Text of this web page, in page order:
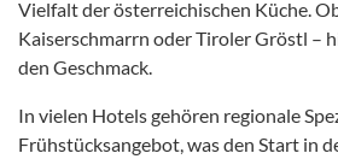
Vielfalt der österreichischen Küche.
Kaiserschmarrn oder Tiroler Gröstl –
den Geschmack.
In vielen Hotels gehören regionale
Frühstücksangebot, was den Start in